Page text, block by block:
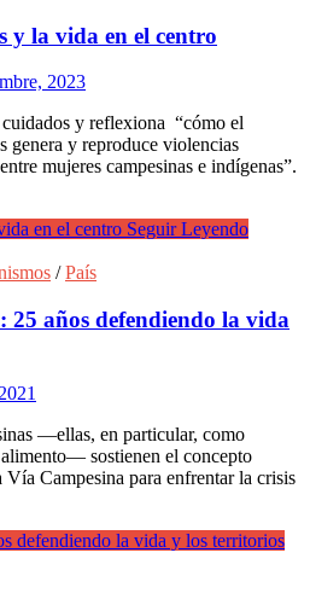
y la vida en el centro
2023
y reflexiona “cómo el
genera y reproduce violencias
mujeres campesinas e indígenas”.
en el centro Seguir Leyendo
/País
años defendiendo la vida
—ellas, en particular, como
sostienen el concepto
Campesina para enfrentar la crisis
defendiendo la vida y los territorios